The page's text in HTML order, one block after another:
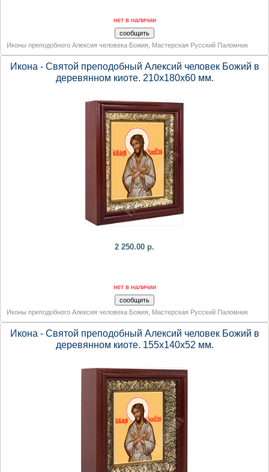
нет в наличии
Иконы преподобного Алексия человека Божия Мастерская Русский Паломник
Икона - Святой преподобный Алексий человек Божий в
деревянном киоте. 210х180х60 мм.
2 250.00 р.
нет в наличии
Иконы преподобного Алексия человека Божия Мастерская Русский Паломник
Икона - Святой преподобный Алексий человек Божий в
деревянном киоте. 155х140х52 мм.